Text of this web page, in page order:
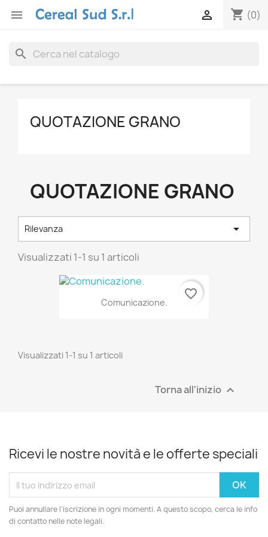
 shopping_cart (0)

search
QUOTAZIONE GRANO
QUOTAZIONE GRANO
Rilevanza 
Visualizzati 1-1 su 1 articoli
Comunicazione.
favorite_border
Visualizzati 1-1 su 1 articoli
Torna all'inizio 
Ricevi le nostre novità e le offerte speciali
Puoi annullare l'iscrizione in ogni momenti. A questo scopo, cerca le info
di contatto nelle note legali.